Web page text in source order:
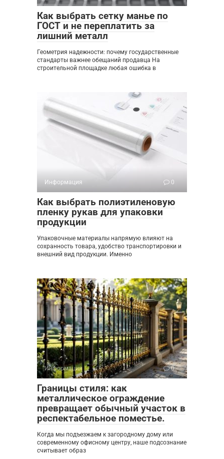
Как выбрать сетку манье по
ГОСТ и не переплатить за
лишний металл
Геометрия надежности: почему государственные
стандарты важнее обещаний продавца На
строительной площадке любая ошибка в
Информация 0
Как выбрать полиэтиленовую
пленку рукав для упаковки
продукции
Упаковочные материалы напрямую влияют на
сохранность товара, удобство транспортировки и
внешний вид продукции. Именно
Информация 0
Границы стиля: как
металлическое ограждение
превращает обычный участок в
респектабельное поместье.
Когда мы подъезжаем к загородному дому или
современному офисному центру, наше подсознание
считывает образ